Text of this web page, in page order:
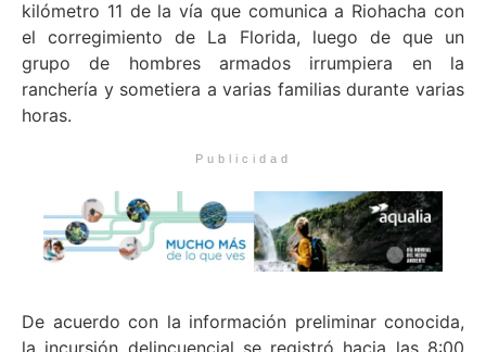
kilómetro 11 de la vía que comunica a Riohacha con
el corregimiento de La Florida, luego de que un
grupo de hombres armados irrumpiera en la
ranchería y sometiera a varias familias durante varias
horas.
Publicidad
De acuerdo con la información preliminar conocida,